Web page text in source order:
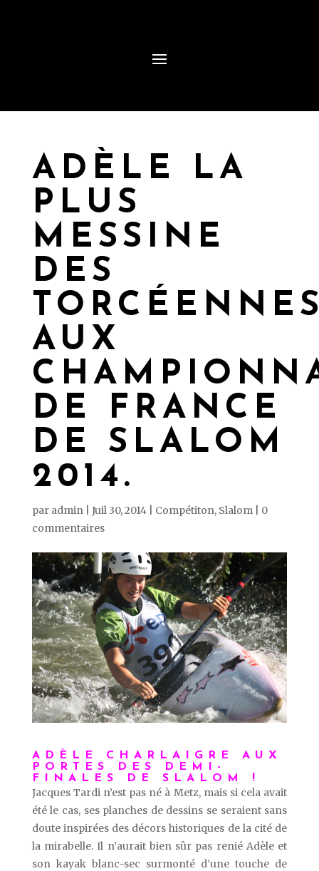
ADÈLE LA
PLUS
MESSINE
DES
AUX
DE FRANCE
DE SLALOM
2014.
par admin| Juil 30, 2014| Compétiton, Slalom| 0
commentaires
ADÈLE CHARLAIGRE AUX
PORTES DES DEMI-
FINALES DE SLALOM !
Jacques Tardi n’est pas né à Metz, mais si cela avait
été le cas, ses planches de dessins se seraient sans
doute inspirées des décors historiques de la cité de
la mirabelle. Il n’aurait bien sûr pas renié Adèle et
son kayak blanc-sec surmonté d’une touche de